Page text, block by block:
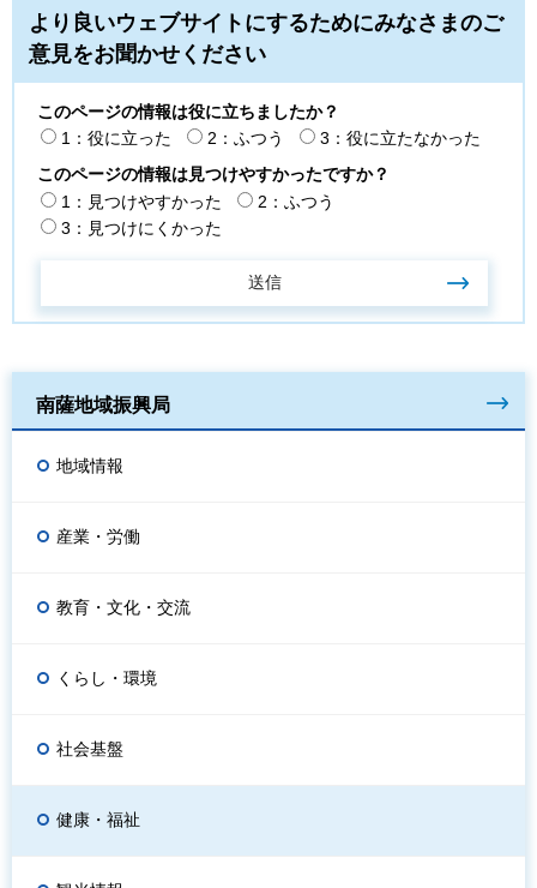
より良いウェブサイトにするためにみなさまのご
意見をお聞かせください
このページの情報は役に立ちましたか？
1：役に立った
2：ふつう
3：役に立たなかった
このページの情報は見つけやすかったですか？
1：見つけやすかった
2：ふつう
3：見つけにくかった
南薩地域振興局
地域情報
産業・労働
教育・文化・交流
くらし・環境
社会基盤
健康・福祉